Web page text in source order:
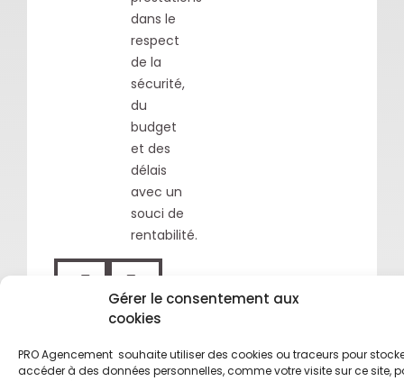
Gérer le consentement aux
cookies
PRO Agencement souhaite utiliser des cookies ou traceurs pour
accéder à des données personnelles, comme votre visite sur ce site,
dans le
respect
de la
sécurité,
du
budget
et des
délais
avec un
souci de
rentabilité.
< >